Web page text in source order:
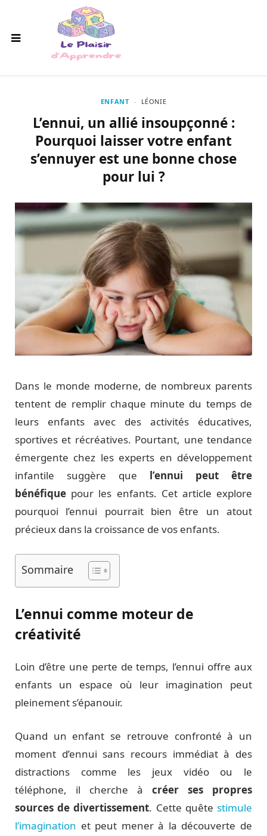
ENFANT LÉONIE
L’ennui, un allié insoupçonné :
Pourquoi laisser votre enfant
s’ennuyer est une bonne chose
pour lui ?
Dans le monde moderne, de nombreux parents
tentent de remplir chaque minute du temps de
leurs enfants avec des activités éducatives,
sportives et récréatives. Pourtant, une tendance
émergente chez les experts en développement
infantile suggère que l’ennui peut être
bénéfique pour les enfants. Cet article explore
pourquoi l’ennui pourrait bien être un atout
précieux dans la croissance de vos enfants.
Sommaire
L’ennui comme moteur de
créativité
Loin d’être une perte de temps, l’ennui offre aux
enfants un espace où leur imagination peut
pleinement s’épanouir.
Quand un enfant se retrouve confronté à un
moment d’ennui sans recours immédiat à des
distractions comme les jeux vidéo ou le
téléphone, il cherche à créer ses propres
sources de divertissement. Cette quêtestimule
l’imagination et peut mener à la découverte de